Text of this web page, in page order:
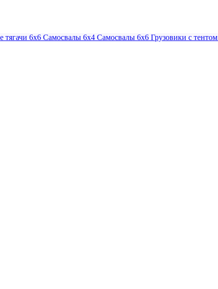
тягачи 6х6 Самосвалы 6х4 Самосвалы 6х6 Грузовики с тентом